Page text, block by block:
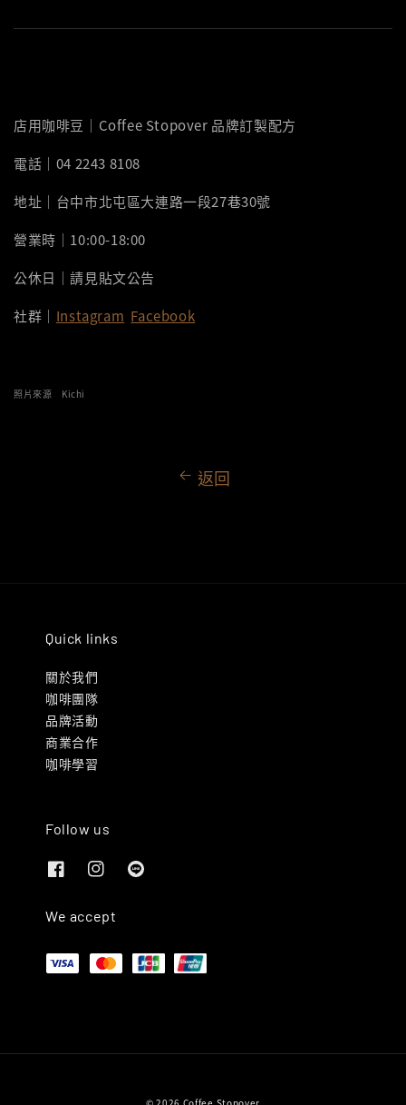
店用咖啡豆｜Coffee Stopover 品牌訂製配方
電話｜04 2243 8108
地址｜台中市北屯區大連路一段27巷30號
營業時｜10:00-18:00
公休日｜請見貼文公告
社群｜ Instagram Facebook
照片來源 Kichi
返回
Quick links
關於我們
咖啡團隊
品牌活動
商業合作
咖啡學習
Follow us
We accept